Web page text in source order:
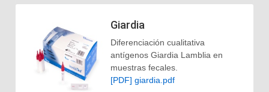
Giardia
Diferenciación cualitativa
antígenos Giardia Lamblia en
muestras fecales.
[PDF] giardia.pdf